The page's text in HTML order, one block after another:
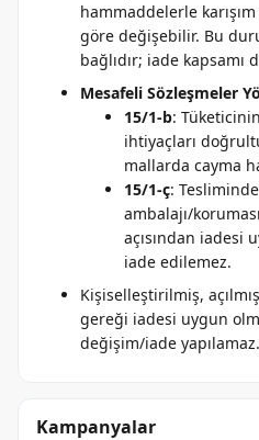
hammaddelerle
göre değişebilir. Bu
bağlıdır; iade kapsamı
Mesafeli Sözleşmeler
15/1-b:
ihtiyaçları
mallarda cayma
15/1-ç:
ambalajı/
açısından iadesi
iade edilemez.
Kişiselleştirilmiş,
gereği iadesi uygun
değişim/iade yapılamaz.
Kampanyalar